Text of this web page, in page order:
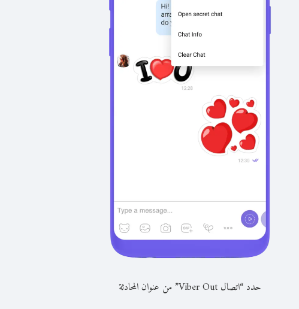
حدد “اتصال Viber Out” من عنوان المحادثة